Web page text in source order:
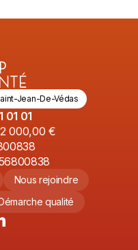
Jean-De-Védas
01 01
000,00 €
Nous rejoindre
qualité